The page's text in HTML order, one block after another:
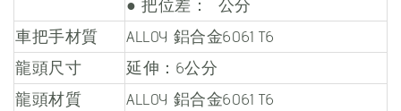
● 把位差： 公分
車把手材質
ALLOY 鋁合金6061 T6
龍頭尺寸
延伸：6公分
龍頭材質
ALLOY 鋁合金6061 T6